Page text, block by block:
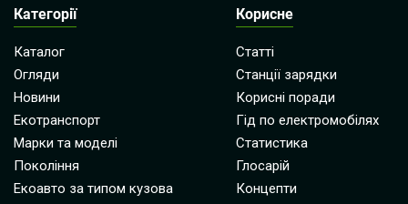
Категорії
Каталог
Огляди
Новини
Екотранспорт
Марки та моделі
Покоління
Екоавто за типом кузова
Корисне
Статті
Станції зарядки
Корисні поради
Гід по електромобілях
Статистика
Глосарій
Концепти